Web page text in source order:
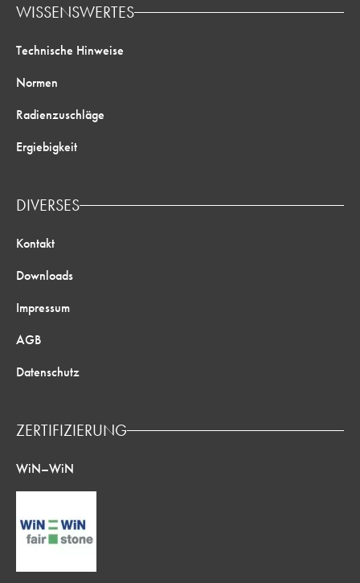
WISSENSWERTES
Technische Hinweise
Normen
Radienzuschläge
Ergiebigkeit
DIVERSES
Kontakt
Downloads
Impressum
AGB
Datenschutz
ZERTIFIZIERUNG
WiN–WiN